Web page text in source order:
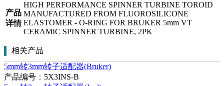
产品
详情
HIGH PERFORMANCE SPINNER TURBINE TOROID
MANUFACTURED FROM FLUOROSILICONE
ELASTOMER - O-RING FOR BRUKER 5mm VT
CERAMIC SPINNER TURBINE, 2PK
相关产品
5mm转3mm转子适配器(Bruker)
产品编号：5X3INS-B